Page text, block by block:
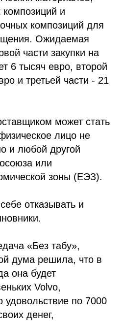
композиций и
композиций для
Ожидаемая
части закупки на
6 тысяч евро, второй
и третьей части - 21
может стать
лицо не
и любой другой
или
зоны (ЕЭЗ).
отказывать и
«Без табу»,
дума решила, что в
она будет
Volvo,
удовольствие по 7000
денег,